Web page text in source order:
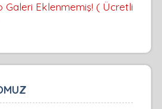
Galeri Eklenmemiş! ( Ücretli